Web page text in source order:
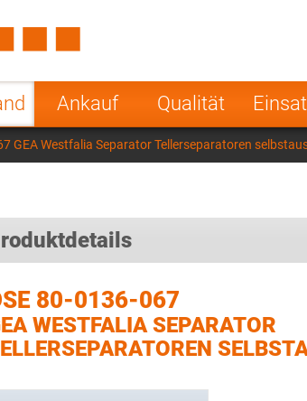
Ankauf Qualität
Poland
India
GEA Westfalia Separator Tellerseparatoren
80-0136-067
WESTFALIA SEPARATOR